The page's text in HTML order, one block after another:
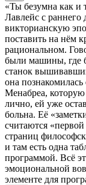
«Ты безумна как и
Лавлейс с раннего
викторианскую
поставить на нём
рациональном.
были машины, где
станок
она
Менабреа, которую
лично, ей уже
больна. Её
считаются
страниц
и там есть одна
программой. Всё
эмоциональной
элементе для